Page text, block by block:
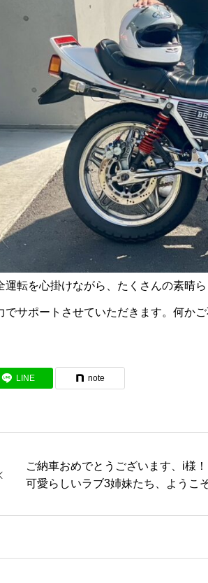
運転を心掛けながら、たくさんの素晴
でサポートさせていただきます。何か
LINE note
ご納車おめでとうございます、i様！
可愛らしいラブ3姉妹たち、ようこ